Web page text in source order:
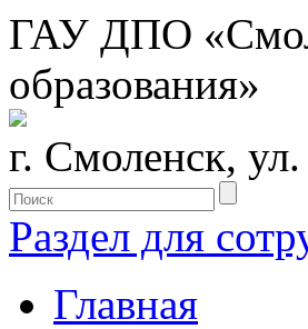
ГАУ ДПО
образования»
г. Смоленск,
Раздел для
Главная